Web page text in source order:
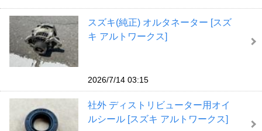
スズキ(純正) オルタネーター [スズ
キ アルトワークス]
2026/7/14 03:15
社外 ディストリビューター用オイ
ルシール [スズキ アルトワークス]